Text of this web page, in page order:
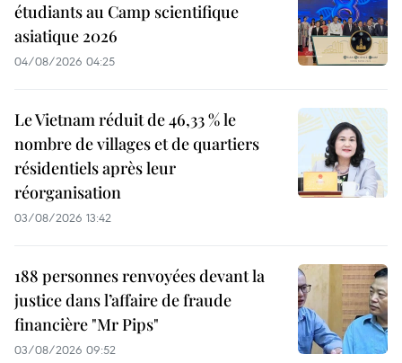
étudiants au Camp scientifique
asiatique 2026
04/08/2026 04:25
Le Vietnam réduit de 46,33 % le
nombre de villages et de quartiers
résidentiels après leur
réorganisation
03/08/2026 13:42
188 personnes renvoyées devant la
justice dans l’affaire de fraude
financière "Mr Pips"
03/08/2026 09:52